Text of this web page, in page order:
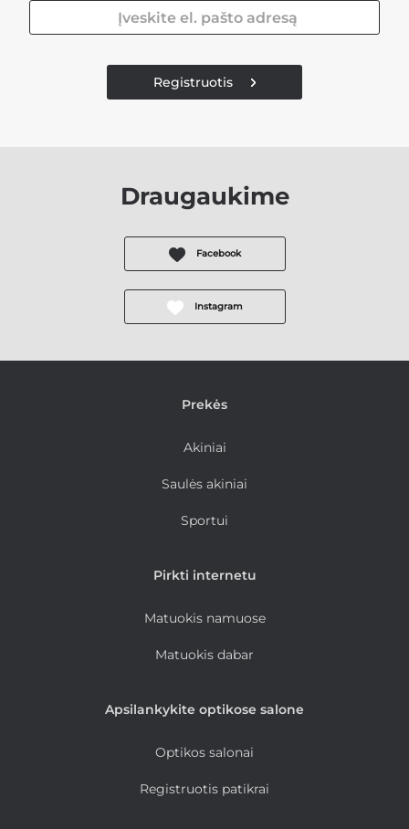
Registruotis
Draugaukime
Facebook
Instagram
Prekės
Akiniai
Saulės akiniai
Sportui
Pirkti internetu
Matuokis namuose
Matuokis dabar
Apsilankykite optikose salone
Optikos salonai
Registruotis patikrai